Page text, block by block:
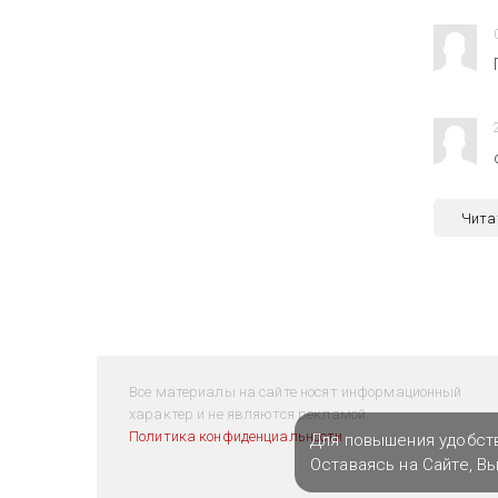
Все материалы на сайте носят информационный
характер и не являются рекламой.
Политика конфиденциальностиДля повышения
Оставаясь на Сайте,